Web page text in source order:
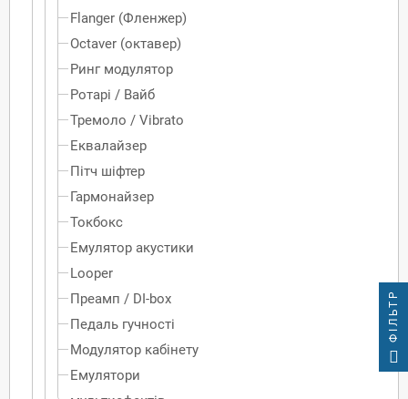
Flanger (Фленжер)
Octaver (октавер)
Ринг модулятор
Ротарі / Вайб
Тремоло / Vibrato
Еквалайзер
Пітч шіфтер
Гармонайзер
Токбокс
Емулятор акустики
Looper
Преамп / DI-box
Педаль гучності
Модулятор кабінету
Емулятори
ФІЛЬТР